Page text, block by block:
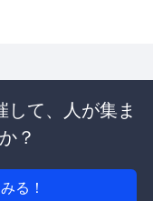
て、人が集ま
？
る！